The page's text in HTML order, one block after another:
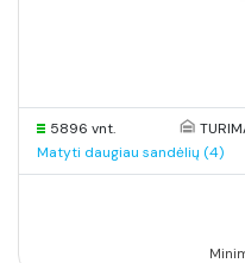
5896 vnt.
Matyti daugiau sandėlių (4)